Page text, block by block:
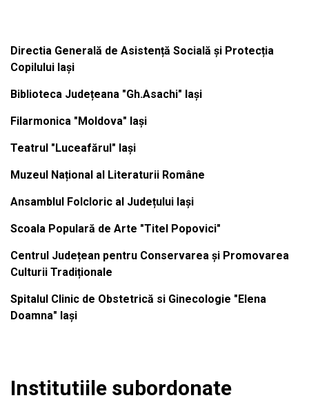
Directia Generală de Asistență Socială și Protecția
Copilului Iași
Biblioteca Județeana "Gh.Asachi" Iași
Filarmonica "Moldova" Iași
Teatrul "Luceafărul" Iași
Muzeul Național al Literaturii Române
Ansamblul Folcloric al Județului Iași
Scoala Populară de Arte "Titel Popovici"
Centrul Județean pentru Conservarea și Promovarea
Culturii Tradiționale
Spitalul Clinic de Obstetrică si Ginecologie "Elena
Doamna" Iași
Institutiile subordonate